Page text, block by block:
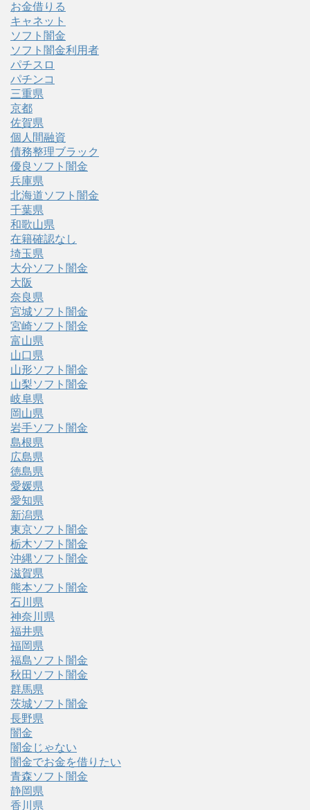
お金借りる
キャネット
ソフト闇金
ソフト闇金利用者
パチスロ
パチンコ
三重県
京都
佐賀県
個人間融資
債務整理ブラック
優良ソフト闇金
兵庫県
北海道ソフト闇金
千葉県
和歌山県
在籍確認なし
埼玉県
大分ソフト闇金
大阪
奈良県
宮城ソフト闇金
宮崎ソフト闇金
富山県
山口県
山形ソフト闇金
山梨ソフト闇金
岐阜県
岡山県
岩手ソフト闇金
島根県
広島県
徳島県
愛媛県
愛知県
新潟県
東京ソフト闇金
栃木ソフト闇金
沖縄ソフト闇金
滋賀県
熊本ソフト闇金
石川県
神奈川県
福井県
福岡県
福島ソフト闇金
秋田ソフト闇金
群馬県
茨城ソフト闇金
長野県
闇金
闇金じゃない
闇金でお金を借りたい
青森ソフト闇金
静岡県
香川県